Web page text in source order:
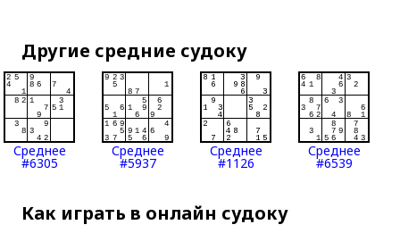
Другие средние судоку
Среднее
#6305
Среднее
#5937
Среднее
#1126
Среднее
#6539
Как играть в онлайн судоку